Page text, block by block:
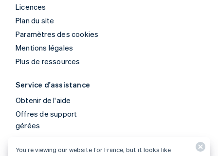
Licences
Plan du site
Paramètres des cookies
Mentions légales
Plus de ressources
Service d'assistance
Obtenir de l'aide
Offres de support
gérées
© 2026 Stripe, LLC
You’re viewing our website for France, but it looks like